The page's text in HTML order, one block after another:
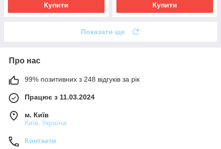
Купити Купити
Показати ще
Про нас
99% позитивних з 248 відгуків за рік
Працює з 11.03.2024
м. Київ
Київ, Україна
Контакти